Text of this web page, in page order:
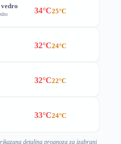
34°C25°C
32°C24°C
32°C22°C
33°C24°C
detaljna prognoza za izabrani